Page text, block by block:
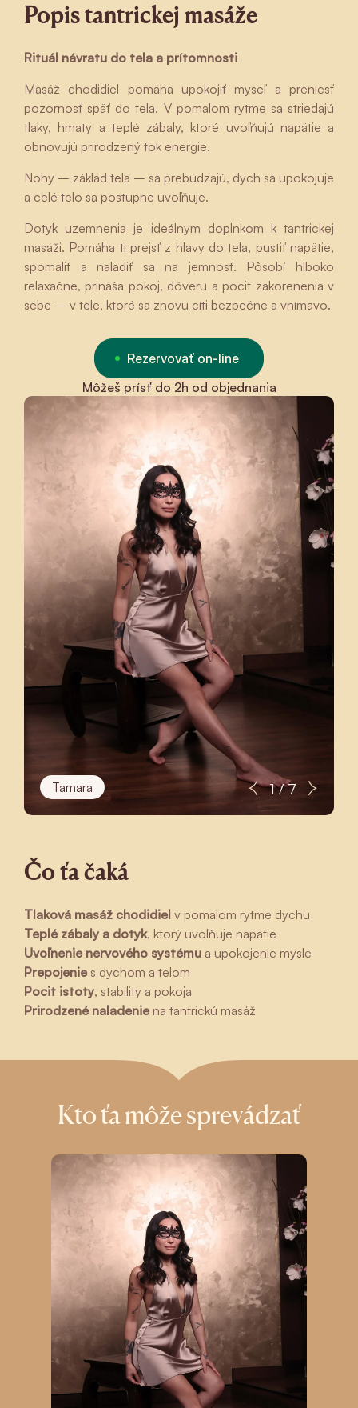
Tamara 1 / 7
Čo ťa čaká
Tlaková masáž chodidiel v pomalom rytme dychu
Teplé zábaly a dotyk, ktorý uvoľňuje napätie
Uvoľnenie nervového systému a upokojenie mysle
Prepojenie s dychom a telom
Pocit istoty, stability a pokoja
Prirodzené naladenie na tantrickú masáž
Popis tantrickej masáže
Rituál návratu do tela a prítomnosti
Masáž chodidiel pomáha upokojiť myseľ a preniesť
pozornosť späť do tela. V pomalom rytme sa striedajú
tlaky, hmaty a teplé zábaly, ktoré uvoľňujú napätie a
obnovujú prirodzený tok energie.
Nohy – základ tela – sa prebúdzajú, dych sa upokojuje
a celé telo sa postupne uvoľňuje.
Dotyk uzemnenia je ideálnym doplnkom k tantrickej
masáži. Pomáha ti prejsť z hlavy do tela, pustiť napätie,
spomaliť a naladiť sa na jemnosť. Pôsobí hlboko
relaxačne, prináša pokoj, dôveru a pocit zakorenenia v
sebe – v tele, ktoré sa znovu cíti bezpečne a vnímavo.
Rezervovať on-line
Môžeš prísť do 2h od objednania
Kto ťa môže sprevádzať